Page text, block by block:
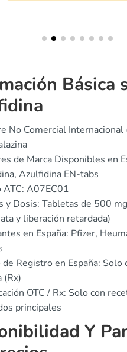
Básica
No Comercial Internacional
de Marca Disponibles en
Azulfidina EN-tabs
ATC: A07EC01
y Dosis: Tabletas de 500
y liberación retardada)
en España: Pfizer,
de Registro en España: Solo
(Rx)
OTC / Rx: Solo con
principales
Y